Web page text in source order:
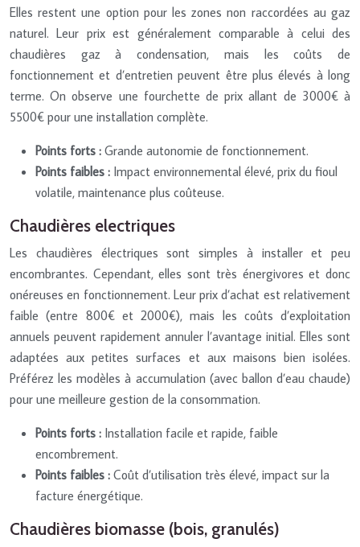
Elles restent une option pour les zones non raccordées au gaz
naturel. Leur prix est généralement comparable à celui des
chaudières gaz à condensation, mais les coûts de
fonctionnement et d’entretien peuvent être plus élevés à long
terme. On observe une fourchette de prix allant de 3000€ à
5500€ pour une installation complète.
Points forts : Grande autonomie de fonctionnement.
Points faibles : Impact environnemental élevé, prix du fioul
volatile, maintenance plus coûteuse.
Chaudières electriques
Les chaudières électriques sont simples à installer et peu
encombrantes. Cependant, elles sont très énergivores et donc
onéreuses en fonctionnement. Leur prix d’achat est relativement
faible (entre 800€ et 2000€), mais les coûts d’exploitation
annuels peuvent rapidement annuler l’avantage initial. Elles sont
adaptées aux petites surfaces et aux maisons bien isolées.
Préférez les modèles à accumulation (avec ballon d’eau chaude)
pour une meilleure gestion de la consommation.
Points forts : Installation facile et rapide, faible
encombrement.
Points faibles : Coût d’utilisation très élevé, impact sur la
facture énergétique.
Chaudières biomasse (bois, granulés)